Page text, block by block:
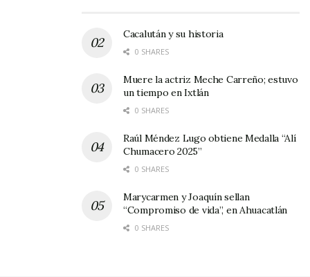
Cacalután y su historia
0 SHARES
Muere la actriz Meche Carreño; estuvo
un tiempo en Ixtlán
0 SHARES
Raúl Méndez Lugo obtiene Medalla “Alí
Chumacero 2025”
0 SHARES
Marycarmen y Joaquín sellan
“Compromiso de vida”, en Ahuacatlán
0 SHARES